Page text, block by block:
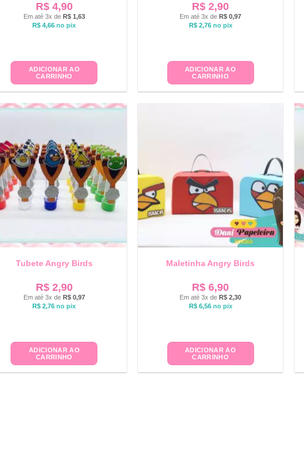
R$4,90
Em até 3x de R$1,63
R$ 4,66 no pix
ADICIONAR AO
CARRINHO
R$ 2,90
Em até 3x deR$ 0,97
R$2,76 no pix
ADICIONAR AO
CARRINHO
Tubete Angry Birds
R$2,90
Em até 3x de R$0,97
R$ 2,76 no pix
ADICIONAR AO
CARRINHO
Maletinha Angry Birds
R$ 6,90
Em até 3x deR$ 2,30
R$6,56 no pix
ADICIONAR AO
CARRINHO